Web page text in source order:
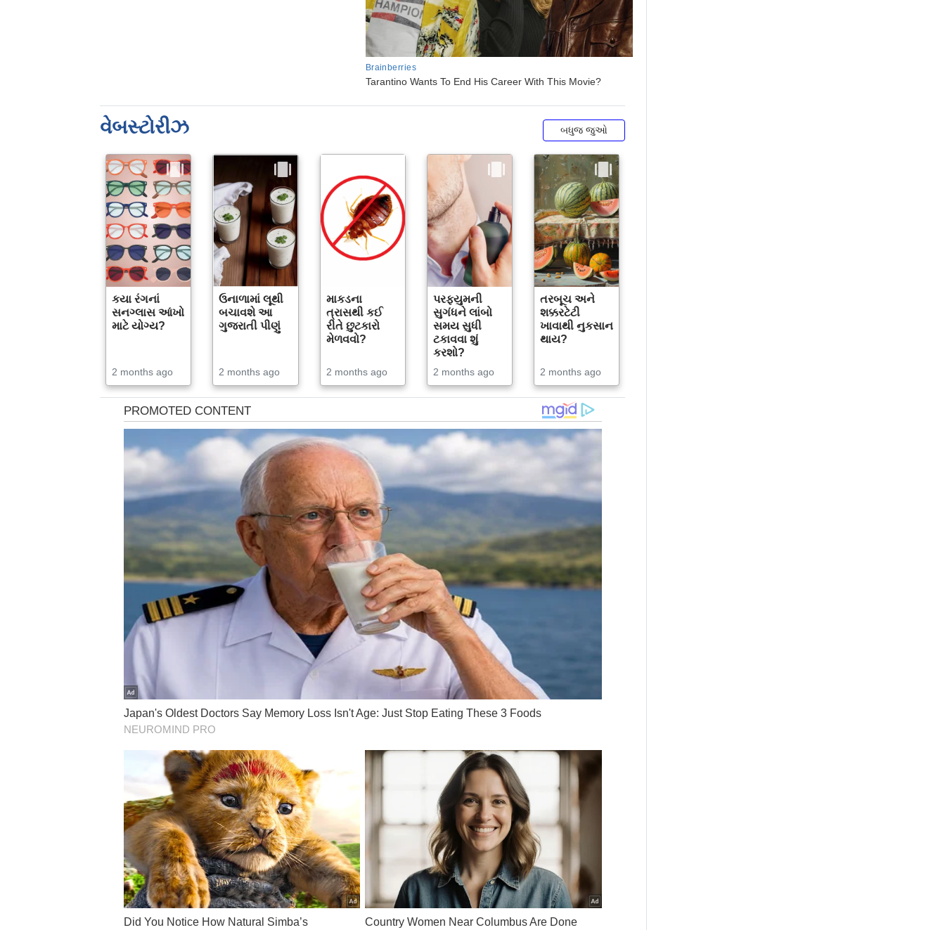
વેબસ્ટોરીઝ બધુજ જુઓ
કયા રંગનાં
સનગ્લાસ આંખો
માટે યોગ્ય?
2 months ago
ઉનાળામાં લૂથી
બચાવશે આ
ગુજરાતી પીણું
2 months ago
માકડના
ત્રાસથી કઈ
રીતે છુટકારો
મેળવવો?
2 months ago
પરફ્યુમની
સુગંધને લાંબો
સમય સુધી
ટકાવવા શું
કરશો?
2 months ago
તરબૂચ અને
શક્કરટેટી
ખાવાથી નુકસાન
થાય?
2 months ago